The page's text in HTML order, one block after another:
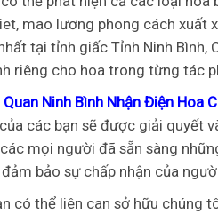
mao lương phong cách xuất
tại tỉnh giấc Tỉnh Ninh Bình,
riêng cho hoa trong từng tác
Ninh Bình Nhận Điện Hoa
các bạn sẽ được giải quyết
mọi người đã sẵn sàng
bảo sự chấp nhận của
có thể liên can sở hữu chúng